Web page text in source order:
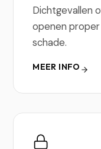
Dichtgevallen
openen
schade.
MEER INFO